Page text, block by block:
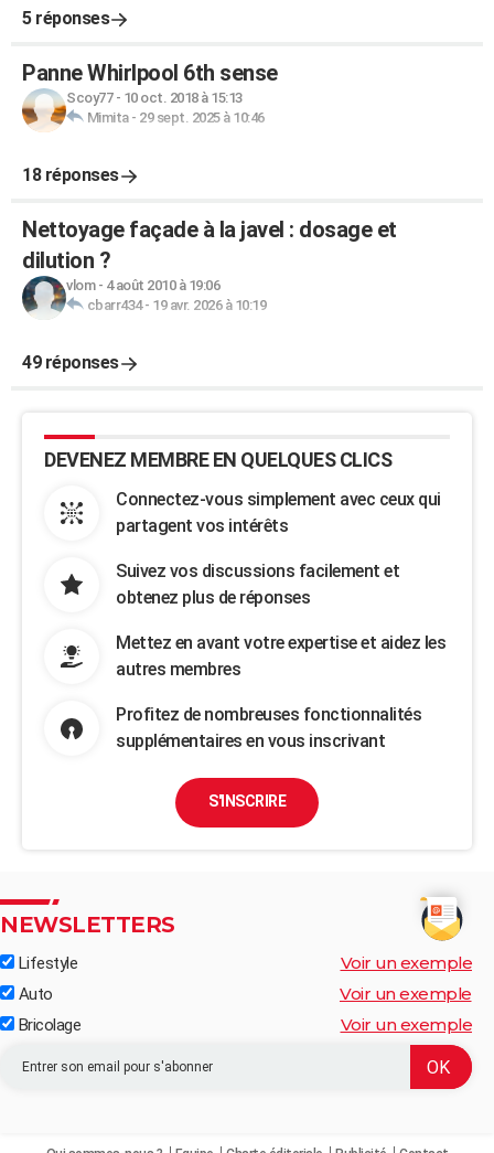
5 réponses
Panne Whirlpool 6th sense
Scoy77- 10 oct. 2018 à 15:13
Mimita- 29 sept. 2025 à 10:46
18 réponses
Nettoyage façade à la javel : dosage et
dilution ?
vlom- 4 août 2010 à 19:06
cbarr434- 19 avr. 2026 à 10:19
49 réponses
DEVENEZ MEMBRE EN QUELQUES CLICS
Connectez-vous simplement avec ceux qui
partagent vos intérêts
Suivez vos discussions facilement et
obtenez plus de réponses
Mettez en avant votre expertise et aidez les
autres membres
Profitez de nombreuses fonctionnalités
supplémentaires en vous inscrivant
S'INSCRIRE
NEWSLETTERS
Lifestyle Voir un exemple
Auto Voir un exemple
Bricolage Voir un exemple